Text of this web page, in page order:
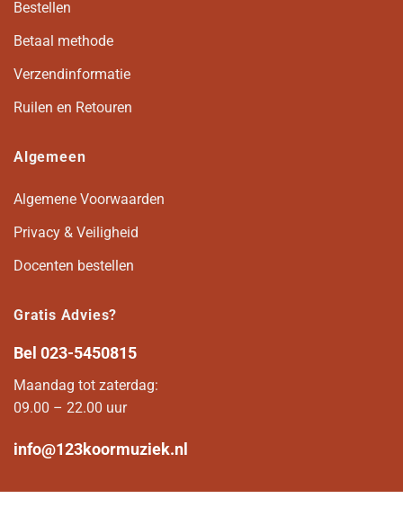
Bestellen
Betaal methode
Verzendinformatie
Ruilen en Retouren
Algemeen
Algemene Voorwaarden
Privacy & Veiligheid
Docenten bestellen
Gratis Advies?
Bel 023-5450815
Maandag tot zaterdag:
09.00 – 22.00 uur
info@123koormuziek.nl